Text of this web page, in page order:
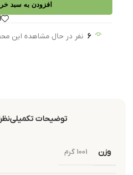
افزودن به سبد
6 نفر در حال مشاهده این
توضیحات تکمیلی
وزن 1001 گرم